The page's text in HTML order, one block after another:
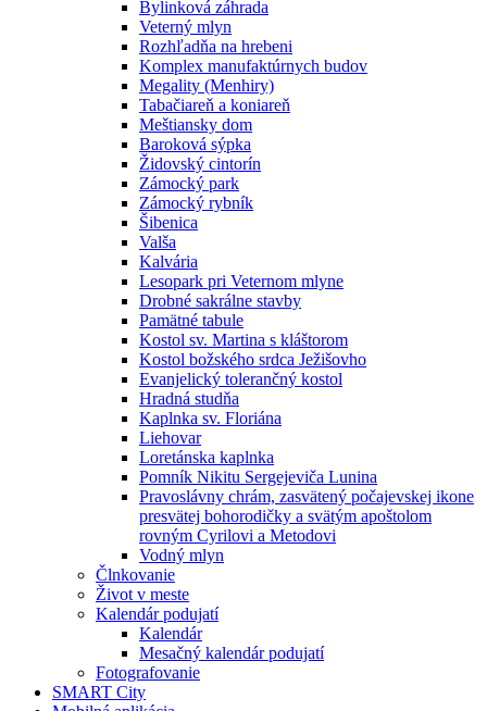
Bylinková záhrada
Veterný mlyn
Rozhľadňa na hrebeni
Komplex manufaktúrnych budov
Megality (Menhiry)
Tabačiareň a koniareň
Meštiansky dom
Baroková sýpka
Židovský cintorín
Zámocký park
Zámocký rybník
Šibenica
Valša
Kalvária
Lesopark pri Veternom mlyne
Drobné sakrálne stavby
Pamätné tabule
Kostol sv. Martina s kláštorom
Kostol božského srdca Ježišovho
Evanjelický tolerančný kostol
Hradná studňa
Kaplnka sv. Floriána
Liehovar
Loretánska kaplnka
Pomník Nikitu Sergejeviča Lunina
Pravoslávny chrám, zasvätený počajevskej ikone
presvätej bohorodičky a svätým apoštolom
rovným Cyrilovi a Metodovi
Vodný mlyn
Člnkovanie
Život v meste
Kalendár podujatí
Kalendár
Mesačný kalendár podujatí
Fotografovanie
SMART City